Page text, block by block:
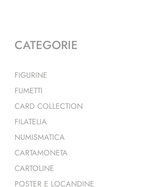
CATEGORIE
FIGURINE
FUMETTI
CARD COLLECTION
FILATELIA
NUMISMATICA
CARTAMONETA
CARTOLINE
POSTER E LOCANDINE